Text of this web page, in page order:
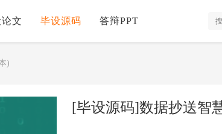
文 毕设源码 答辩PPT
)
[毕设源码]数据抄送智